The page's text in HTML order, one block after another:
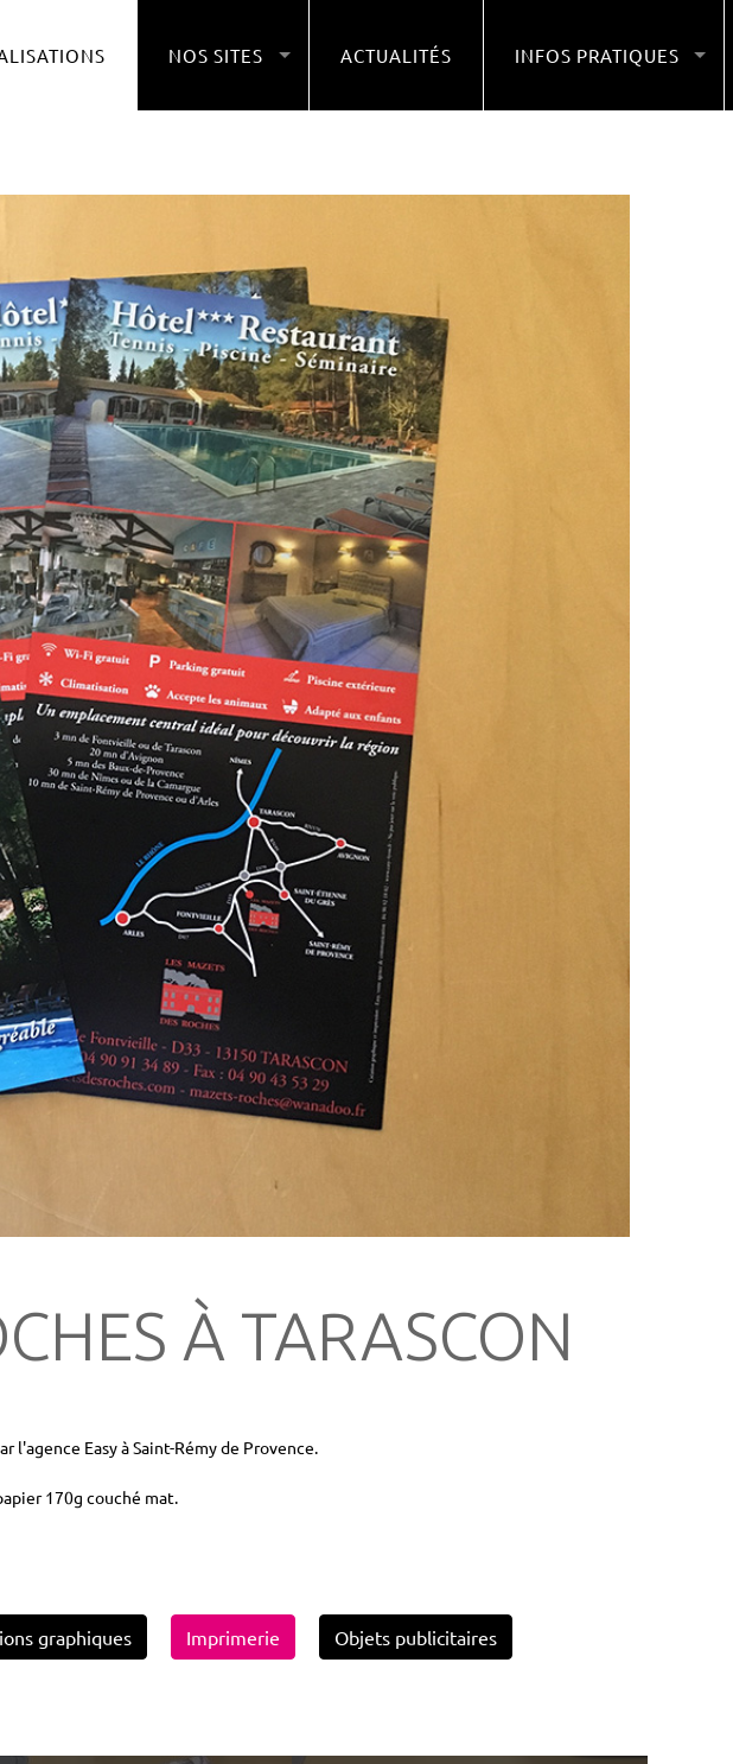
NOS SITES ACTUALITÉS INFOS PRATIQUES
À TARASCON
l'agence Easy à Saint-Rémy de Provence.
170g couché mat.
graphiques Imprimerie Objets publicitaires